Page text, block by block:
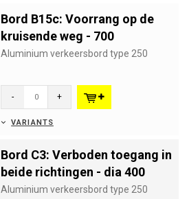
Bord B15c: Voorrang op de
kruisende weg - 700
Aluminium verkeersbord type 250
- +
VARIANTS
Bord C3: Verboden toegang in
beide richtingen - dia 400
Aluminium verkeersbord type 250